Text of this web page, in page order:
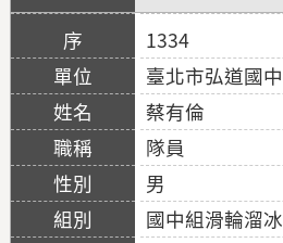
1334
臺北市弘道國中
蔡有倫
隊員
男
國中組滑輪溜冰